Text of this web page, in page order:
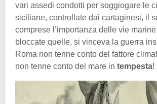
vari assedi condotti per soggiogare le
siciliane, controllate dai cartaginesi, il
comprese l’importanza delle vie
bloccate quelle, si vinceva la guerra
Roma non tenne conto del fattore
non tenne conto del mare in tempesta!